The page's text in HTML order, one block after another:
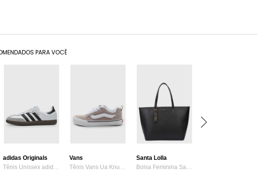
PARA VOCÊ
adidas Originals
Tênis Unissex adidas Originals Samba OG Branco
Vans
Tênis Vans Ua Knu Skool Bege
Santa Lolla
Bolsa Feminina Santa Lolla Tote Preta